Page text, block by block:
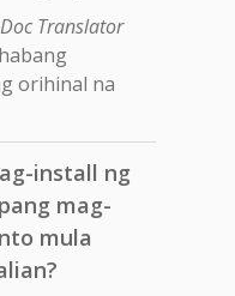
Translator
orihinal na
install ng
mag-
mula